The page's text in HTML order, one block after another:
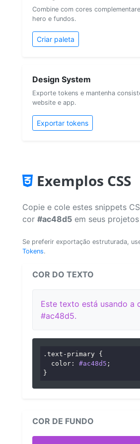
Combine com cores
hero e fundos.
Criar paleta
Design System
Exporte tokens e mantenha
website e app.
Exportar tokens
Exemplos CSS
Copie e cole estes snippets
cor #ac48d5 em seus
Se preferir exportação estruturada,
Tokens.
COR DO TEXTO
Este texto está usando a
#ac48d5.
.text-primary {
color : #ac48d5 ;
}
COR DE FUNDO